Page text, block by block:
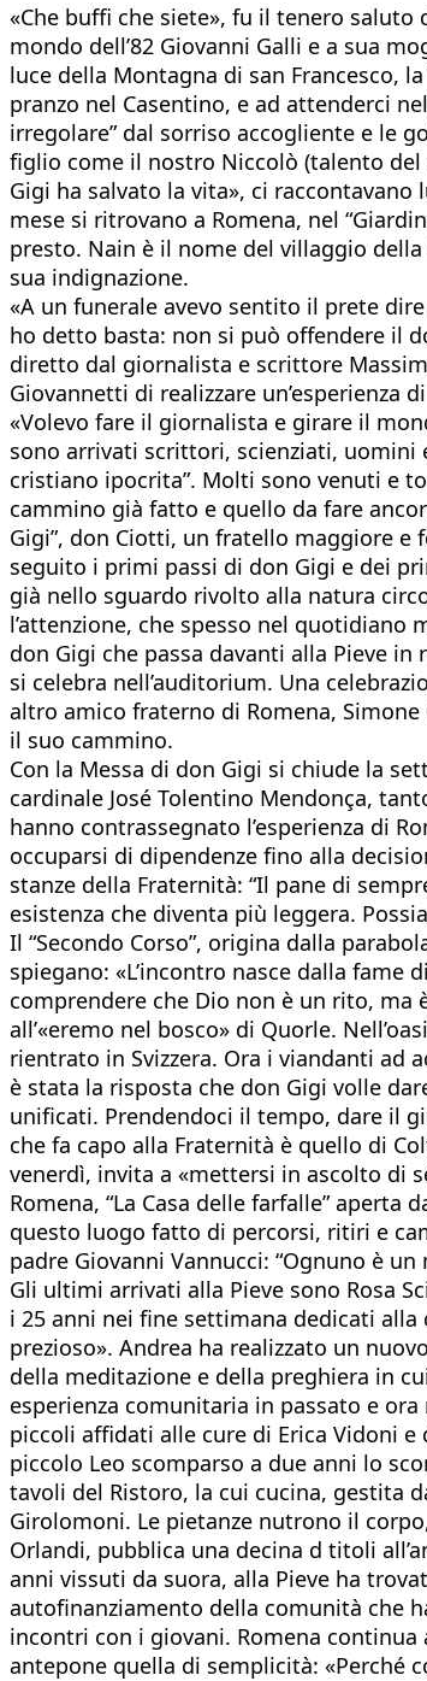
«Che buffi che siete», fu il tenero saluto
mondo dell’82 Giovanni Galli e a sua
luce della Montagna di san Francesco,
pranzo nel Casentino, e ad attenderci
irregolare” dal sorriso accogliente e le
figlio come il nostro Niccolò (talento del
Gigi ha salvato la vita», ci
mese si ritrovano a Romena, nel
presto. Nain è il nome del villaggio
sua indignazione.
«A un funerale avevo sentito il prete
ho detto basta: non si può offendere il
diretto dal giornalista e scrittore
Giovannetti di realizzare
«Volevo fare il giornalista e girare il
sono arrivati scrittori, scienziati, uomini
cristiano ipocrita”. Molti sono venuti e
cammino già fatto e quello da fare
Gigi”, don Ciotti, un fratello maggiore e
seguito i primi passi di don Gigi e dei
già nello sguardo rivolto alla natura
l’attenzione, che spesso nel
don Gigi che passa davanti alla Pieve
si celebra nell’auditorium. Una
altro amico fraterno di Romena,
il suo cammino.
Con la Messa di don Gigi si chiude la
cardinale José Tolentino Mendonça,
hanno contrassegnato l’esperienza di
occuparsi di dipendenze fino alla
stanze della Fraternità: “Il pane di
esistenza che diventa più leggera.
Il “Secondo Corso”, origina dalla
spiegano: «L’incontro nasce dalla
comprendere che Dio non è un rito, ma
all’«eremo nel bosco» di Quorle.
rientrato in Svizzera. Ora i viandanti ad
è stata la risposta che don Gigi volle
unificati. Prendendoci il tempo, dare il
che fa capo alla Fraternità è quello di
venerdì, invita a «mettersi in ascolto di
Romena, “La Casa delle farfalle”
questo luogo fatto di percorsi, ritiri e
padre Giovanni Vannucci: “Ognuno è
Gli ultimi arrivati alla Pieve sono Rosa
i 25 anni nei fine settimana dedicati
prezioso». Andrea ha realizzato un
della meditazione e della preghiera in
esperienza comunitaria in passato e
piccoli affidati alle cure di Erica Vidoni
piccolo Leo scomparso a due anni lo
tavoli del Ristoro, la cui cucina, gestita
Girolomoni. Le pietanze nutrono il
Orlandi, pubblica una decina d titoli
anni vissuti da suora, alla Pieve ha
autofinanziamento della comunità che
incontri con i giovani. Romena
antepone quella di semplicità: «Perché